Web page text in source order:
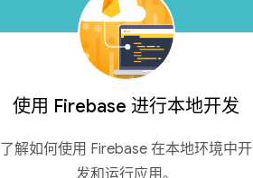
使用 Firebase 进行本地开发
了解如何使用 Firebase 在本地环境中开
发和运行应用。